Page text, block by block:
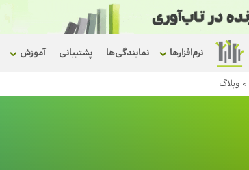
نرم‌افزارها نمایندگی‌ها پشتیبانی آموزش
> وبلاگ